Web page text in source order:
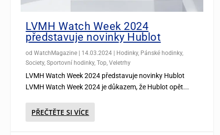
LVMH Watch Week 2024
představuje novinky Hublot
odWatchMagazine | 14.03.2024 | Hodinky, Pánské hodinky,
Society,Sportovní hodinky,Top,Veletrhy
LVMH Watch Week 2024 představuje novinky Hublot
LVMH Watch Week 2024 je důkazem, že Hublot opět...
PŘEČTĚTE SI VÍCE